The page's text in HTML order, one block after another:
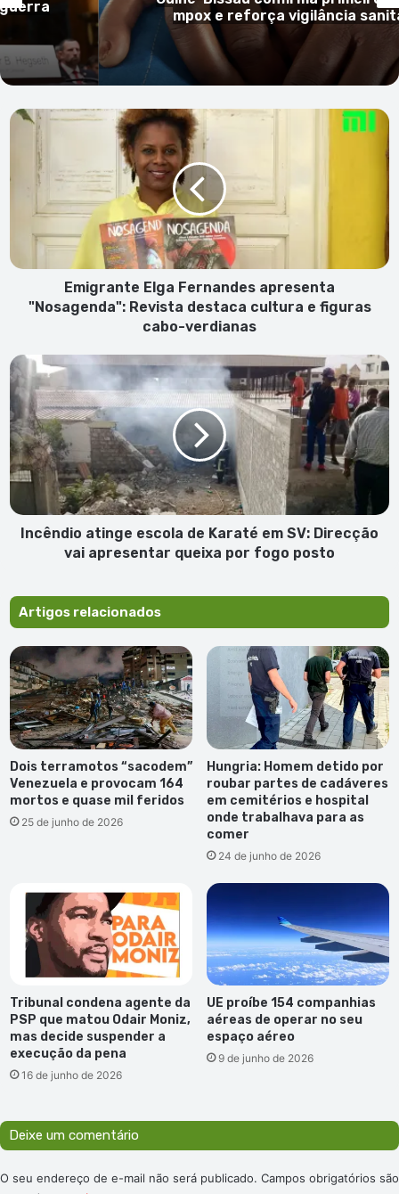
mpox e reforça vigilância
Emigrante
Fernandes
apresenta
"Nosagenda":
Revista
cultura
e
cabo-
Emigrante Elga Fernandes apresenta
"Nosagenda": Revista destaca cultura e figuras
cabo-verdianas
Incêndio
atinge
escola
de
Karaté
em
SV:
Direcção
vai
apresentar
posto
Incêndio atinge escola de Karaté em SV: Direcção
vai apresentar queixa por fogo posto
Artigos relacionados
Dois terramotos “sacodem”
Venezuela e provocam 164
mortos e quase mil feridos
25 de junho de 2026
Hungria: Homem detido por
roubar partes de cadáveres
em cemitérios e hospital
onde trabalhava para as
comer
24 de junho de 2026
Tribunal condena agente da
PSP que matou Odair Moniz,
mas decide suspender a
execução da pena
16 de junho de 2026
UE proíbe 154 companhias
aéreas de operar no seu
espaço aéreo
9 de junho de 2026
Deixe um comentário
O seu endereço de e-mail não será publicado. Campos obrigatórios são